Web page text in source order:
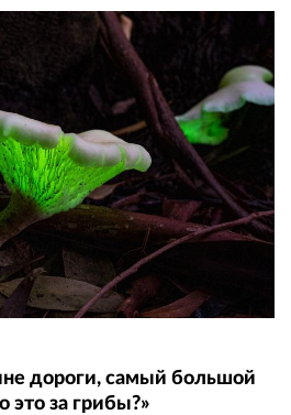
дороги, самый большой
это за грибы?»